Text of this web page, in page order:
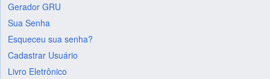
Gerador GRU
Sua Senha
Esqueceu sua senha?
Cadastrar Usuário
Livro Eletrônico